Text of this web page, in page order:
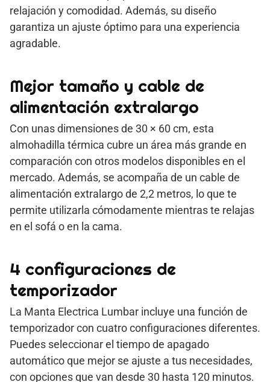
relajación y comodidad. Además, su diseño
garantiza un ajuste óptimo para una experiencia
agradable.
Mejor tamaño y cable de
alimentación extralargo
Con unas dimensiones de 30 × 60 cm, esta
almohadilla térmica cubre un área más grande en
comparación con otros modelos disponibles en el
mercado. Además, se acompaña de un cable de
alimentación extralargo de 2,2 metros, lo que te
permite utilizarla cómodamente mientras te relajas
en el sofá o en la cama.
4 configuraciones de
temporizador
La Manta Electrica Lumbar incluye una función de
temporizador con cuatro configuraciones diferentes.
Puedes seleccionar el tiempo de apagado
automático que mejor se ajuste a tus necesidades,
con opciones que van desde 30 hasta 120 minutos.